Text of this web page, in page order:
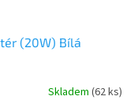
(20W) Bílá
Skladem (62 ks)